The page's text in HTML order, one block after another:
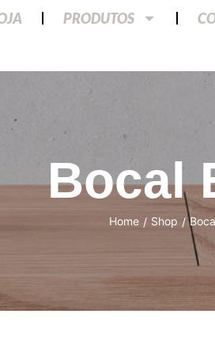
PRODUTOS
Bocal
Home / Shop /